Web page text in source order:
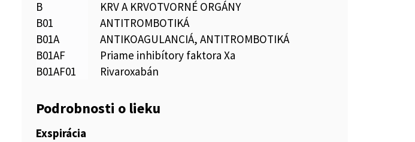
B
KRV A KRVOTVORNÉ ORGÁNY
B01
ANTITROMBOTIKÁ
B01A
ANTIKOAGULANCIÁ, ANTITROMBOTIKÁ
B01AF
Priame inhibítory faktora Xa
B01AF01
Rivaroxabán
Podrobnosti o lieku
Exspirácia